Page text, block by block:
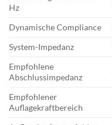
Hz
Dynamische Compliance
System-Impedanz
Empfohlene
Abschlussimpedanz
Empfohlener
Auflagekraftbereich